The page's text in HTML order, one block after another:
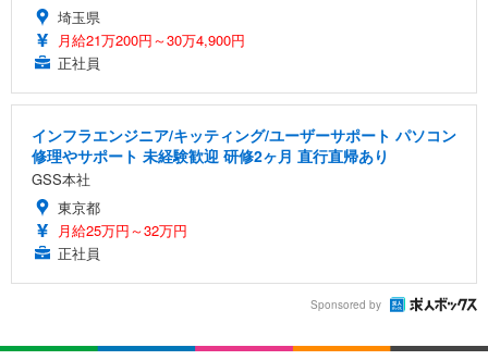
埼玉県
月給21万200円～30万4,900円
正社員
インフラエンジニア/キッティング/ユーザーサポート パソコン
修理やサポート 未経験歓迎 研修2ヶ月 直行直帰あり
GSS本社
東京都
月給25万円～32万円
正社員
Sponsored by